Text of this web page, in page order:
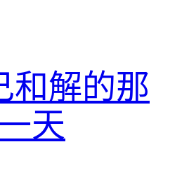
和解的那
一天